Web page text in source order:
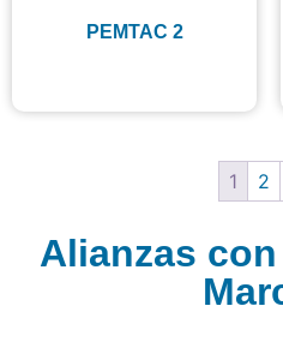
PEMTAC 2
1 2
Alianzas